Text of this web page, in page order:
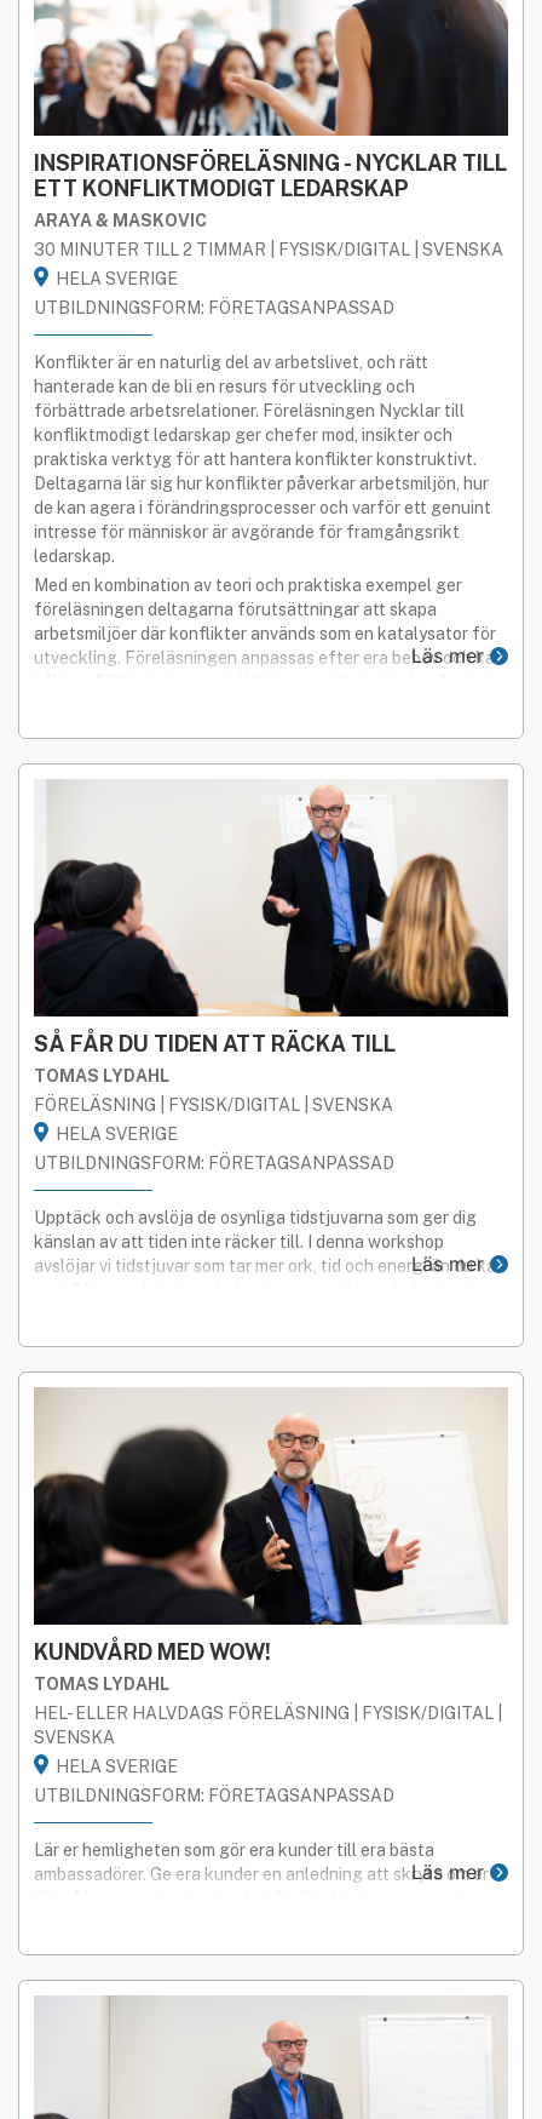
INSPIRATIONSFÖRELÄSNING - NYCKLAR TILL
ETT KONFLIKTMODIGT LEDARSKAP
ARAYA & MASKOVIC
30 MINUTER TILL 2 TIMMAR | FYSISK/DIGITAL | SVENSKA
HELA SVERIGE
UTBILDNINGSFORM: FÖRETAGSANPASSAD
Konflikter är en naturlig del av arbetslivet, och rätt
hanterade kan de bli en resurs för utveckling och
förbättrade arbetsrelationer. Föreläsningen Nycklar till
konfliktmodigt ledarskap ger chefer mod, insikter och
praktiska verktyg för att hantera konflikter konstruktivt.
Deltagarna lär sig hur konflikter påverkar arbetsmiljön, hur
de kan agera i förändringsprocesser och varför ett genuint
intresse för människor är avgörande för framgångsrikt
ledarskap.
Med en kombination av teori och praktiska exempel ger
föreläsningen deltagarna förutsättningar att skapa
arbetsmiljöer där konflikter används som en katalysator för
utveckling. Föreläsningen anpassas efter era behov och kan
Läs mer
SÅ FÅR DU TIDEN ATT RÄCKA TILL
TOMAS LYDAHL
FÖRELÄSNING | FYSISK/DIGITAL | SVENSKA
HELA SVERIGE
UTBILDNINGSFORM: FÖRETAGSANPASSAD
Upptäck och avslöja de osynliga tidstjuvarna som ger dig
känslan av att tiden inte räcker till. I denna workshop
avslöjar vi tidstjuvar som tar mer ork, tid och energi än du kan
Läs mer
KUNDVÅRD MED WOW!
TOMAS LYDAHL
HEL- ELLER HALVDAGS FÖRELÄSNING | FYSISK/DIGITAL |
SVENSKA
HELA SVERIGE
UTBILDNINGSFORM: FÖRETAGSANPASSAD
Lär er hemligheten som gör era kunder till era bästa
ambassadörer. Ge era kunder en anledning att skryta om er -
Läs mer